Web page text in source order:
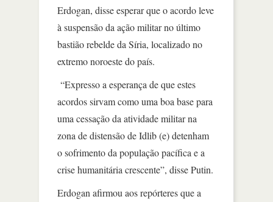
Erdogan, disse esperar que o acordo leve
à suspensão da ação militar no último
bastião rebelde da Síria, localizado no
extremo noroeste do país.
“Expresso a esperança de que estes
acordos sirvam como uma boa base para
uma cessação da atividade militar na
zona de distensão de Idlib (e) detenham
o sofrimento da população pacífica e a
crise humanitária crescente”, disse Putin.
Erdogan afirmou aos repórteres que a